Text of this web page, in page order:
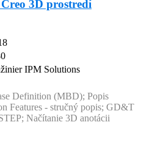
3D prostredí
IPM Solutions
Definition (MBD); Popis
Features - stručný popis; GD&T
Načítanie 3D anotácii